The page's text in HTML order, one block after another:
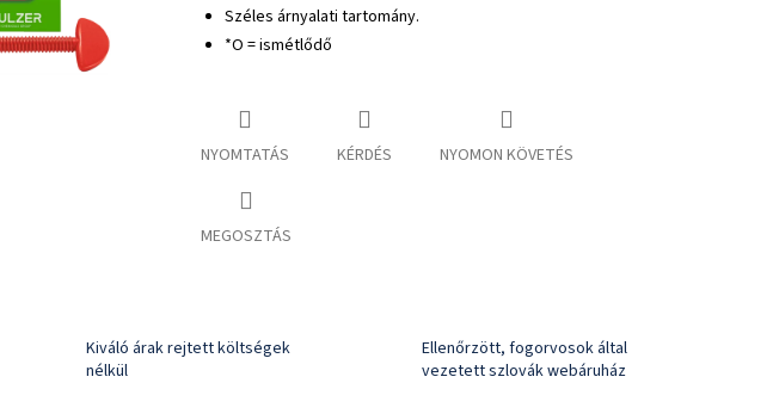
Széles árnyalati tartomány.
*O = ismétlődő
NYOMTATÁS KÉRDÉS NYOMON KÖVETÉS
MEGOSZTÁS
Kiváló árak rejtett költségek
nélkül
Ellenőrzött, fogorvosok által
vezetett szlovák webáruház